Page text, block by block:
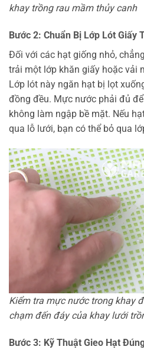
khay trồng rau mầm thủy canh
Bước 2: Chuẩn Bị Lớp Lót Giấy
Đối với các hạt giống nhỏ,
trải một lớp khăn giấy hoặc vải
Lớp lót này ngăn hạt bị lọt
đồng đều. Mực nước phải đủ
không làm ngập bề mặt. Nếu
qua lỗ lưới, bạn có thể bỏ qua
Kiểm tra mực nước trong khay
chạm đến đáy của khay lưới
Bước 3: Kỹ Thuật Gieo Hạt